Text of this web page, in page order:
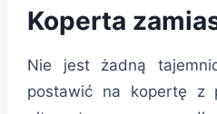
Koperta
Nie jest żadną
postawić na kopertę z